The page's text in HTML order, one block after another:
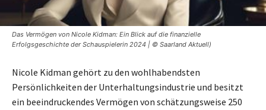
Das Vermögen von Nicole Kidman: Ein Blick auf die finanzielle
Erfolgsgeschichte der Schauspielerin 2024 | © Saarland Aktuell)
Nicole Kidman gehört zu den wohlhabendsten
Persönlichkeiten der Unterhaltungsindustrie und besitzt
ein beeindruckendes Vermögen von schätzungsweise 250